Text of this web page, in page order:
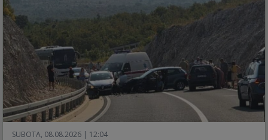
SUBOTA, 08.08.2026 | 12:04